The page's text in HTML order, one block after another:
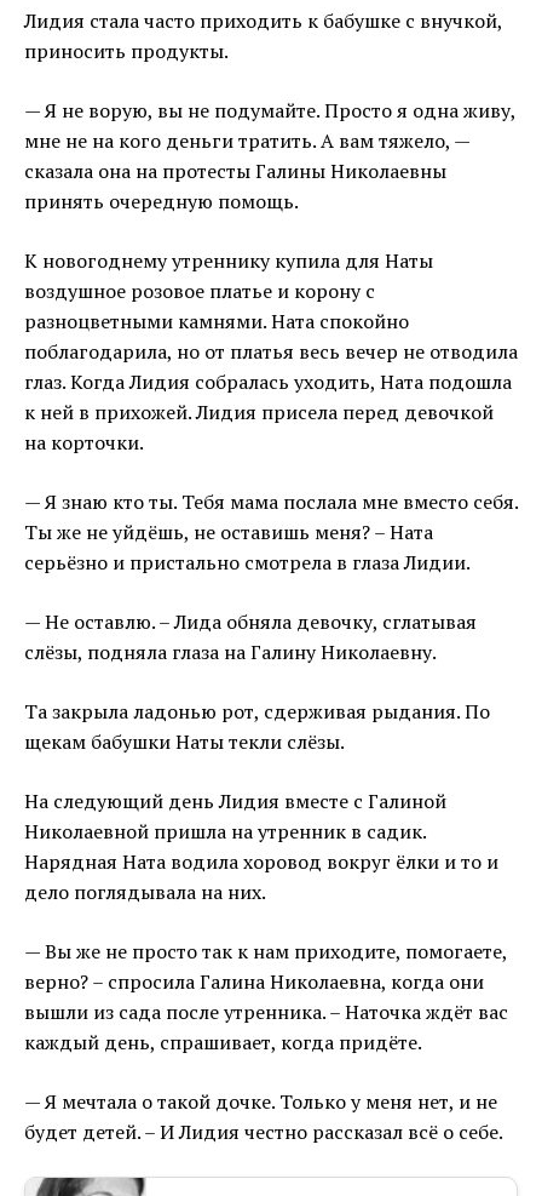
Лидия стала часто приходить к бабушке с внучкой,
приносить продукты.
— Я не ворую, вы не подумайте. Просто я одна живу,
мне не на кого деньги тратить. А вам тяжело, —
сказала она на протесты Галины Николаевны
принять очередную помощь.
К новогоднему утреннику купила для Наты
воздушное розовое платье и корону с
разноцветными камнями. Ната спокойно
поблагодарила, но от платья весь вечер не отводила
глаз. Когда Лидия собралась уходить, Ната подошла
к ней в прихожей. Лидия присела перед девочкой
на корточки.
— Я знаю кто ты. Тебя мама послала мне вместо себя.
Ты же не уйдёшь, не оставишь меня? – Ната
серьёзно и пристально смотрела в глаза Лидии.
— Не оставлю. – Лида обняла девочку, сглатывая
слёзы, подняла глаза на Галину Николаевну.
Та закрыла ладонью рот, сдерживая рыдания. По
щекам бабушки Наты текли слёзы.
На следующий день Лидия вместе с Галиной
Николаевной пришла на утренник в садик.
Нарядная Ната водила хоровод вокруг ёлки и то и
дело поглядывала на них.
— Вы же не просто так к нам приходите, помогаете,
верно? – спросила Галина Николаевна, когда они
вышли из сада после утренника. – Наточка ждёт вас
каждый день, спрашивает, когда придёте.
— Я мечтала о такой дочке. Только у меня нет, и не
будет детей. – И Лидия честно рассказал всё о себе.